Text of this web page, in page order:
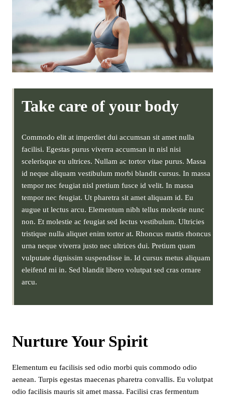
Take care of your body
Commodo elit at imperdiet dui accumsan sit amet nulla
facilisi. Egestas purus viverra accumsan in nisl nisi
scelerisque eu ultrices. Nullam ac tortor vitae purus. Massa
id neque aliquam vestibulum morbi blandit cursus. In massa
tempor nec feugiat nisl pretium fusce id velit. In massa
tempor nec feugiat. Ut pharetra sit amet aliquam id. Eu
augue ut lectus arcu. Elementum nibh tellus molestie nunc
non. Et molestie ac feugiat sed lectus vestibulum. Ultricies
tristique nulla aliquet enim tortor at. Rhoncus mattis rhoncus
urna neque viverra justo nec ultrices dui. Pretium quam
vulputate dignissim suspendisse in. Id cursus metus aliquam
eleifend mi in. Sed blandit libero volutpat sed cras ornare
arcu.
Nurture Your Spirit
Elementum eu facilisis sed odio morbi quis commodo odio
aenean. Turpis egestas maecenas pharetra convallis. Eu volutpat
odio facilisis mauris sit amet massa. Facilisi cras fermentum